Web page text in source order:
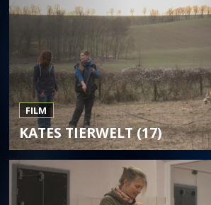
FILM
KATES TIERWELT (17)